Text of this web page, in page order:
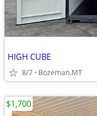
HIGH CUBE
8/7 Bozeman,MT
$1,700